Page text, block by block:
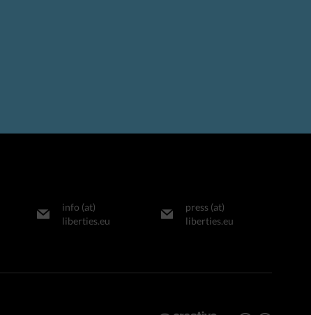
info (at)
liberties.eu
press (at)
liberties.eu